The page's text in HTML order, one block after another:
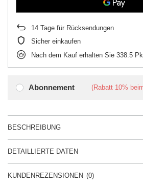
Abonnement (Rabatt 10%
14 Tage für Rücksendungen
Sicher einkaufen
Nach dem Kauf erhalten Sie 338.5
BESCHREIBUNG
DETAILLIERTE DATEN
KUNDENREZENSIONEN (0)